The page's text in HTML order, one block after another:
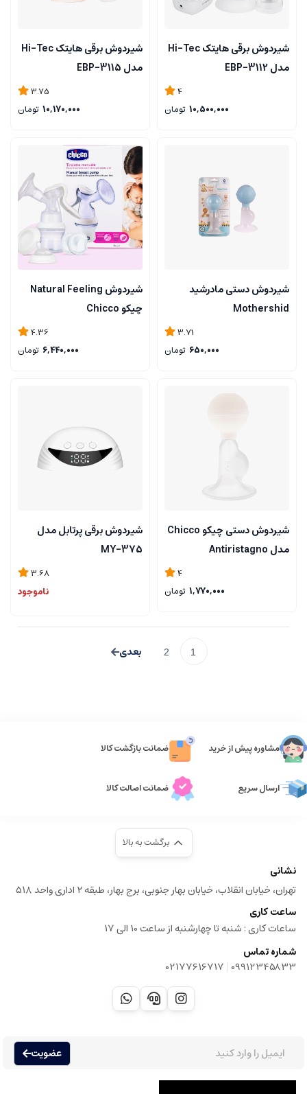
شیردوش برقی هایتک Hi-Tec
مدل EBP-3112
4
10,500,000 تومان
شیردوش برقی هایتک Hi-Tec
مدل EBP-3115
3.75
10,170,000 تومان
شیردوش دستی مادرشید
Mothershid
3.71
650,000 تومان
شیردوش Natural Feeling
چیکو Chicco
4.36
6,440,000 تومان
شیردوش دستی چیکو Chicco
مدل Antiristagno
4
1,770,000 تومان
شیردوش برقی پرتابل مدل
MY-375
3.68
ناموجود
1
2
مشاوره پیش از خرید ضمانت بازگشت کالا
ارسال سریع ضمانت اصالت کالا
برگشت به بالا
نشانی
تهران، خیابان انقلاب، خیابان بهار جنوبی، برج بهار، طبقه ۲ اداری واحد ۵۱۸
ساعت کاری
ساعات کاری :‌ شنبه تا چهارشنبه از ساعت 10 الی 17
شماره تماس
09912345833
|
02177616717
عضویت